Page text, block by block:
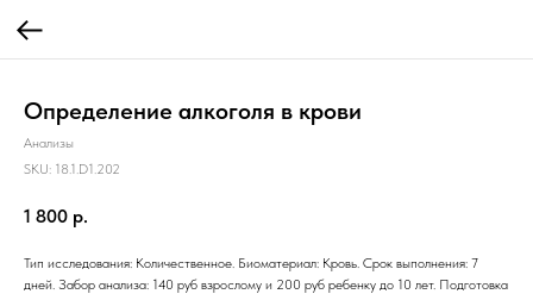
Определение алкоголя в крови
Анализы
SKU: 18.1.D1.202
1 800 р.
Тип исследования: Количественное. Биоматериал: Кровь. Срок выполнения: 7
дней. Забор анализа: 140 руб взрослому и 200 руб ребенку до 10 лет. Подготовка